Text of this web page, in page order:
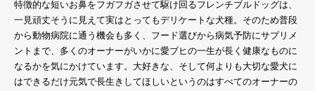
特徴的な短いお鼻をフガフガさせて駆け回るフレンチブルドッグは、
一見頑丈そうに見えて実はとってもデリケートな犬種。そのため普段
から動物病院に通う機会も多く、フード選びから病気予防にサプリメ
ントまで、多くのオーナーがいかに愛ブヒの一生が長く健康なものに
なるかを気にかけています。大好きな、そして何よりも大切な愛犬に
はできるだけ元気で長生きしてほしいというのはすべてのオーナーの